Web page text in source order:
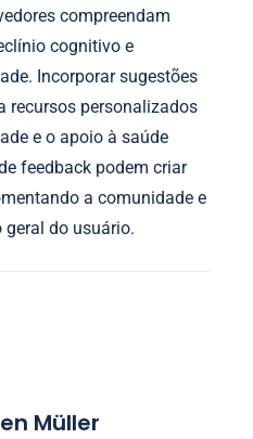
compreendam
cognitivo e
Incorporar sugestões
recursos personalizados
e o apoio à saúde
feedback podem criar
a comunidade e
do usuário.
Müller